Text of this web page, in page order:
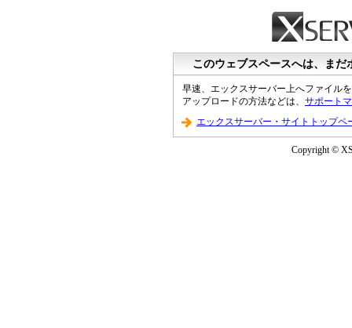
このウェブスペースへは、ま
早速、エックスサーバー上へファイル
アップロードの方法などは、 サポート
エックスサーバー・サイトトップペ
Copyright ©